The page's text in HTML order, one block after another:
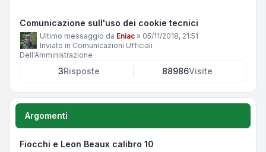
Comunicazione sull'uso dei cookie tecnici
Ultimo messaggio da Eniac » 05/11/2018, 21:51
Inviato in Comunicazioni Ufficiali
Dell'Amministrazione
3Risposte 88986Visite
Argomenti
Fiocchi e Leon Beaux calibro 10